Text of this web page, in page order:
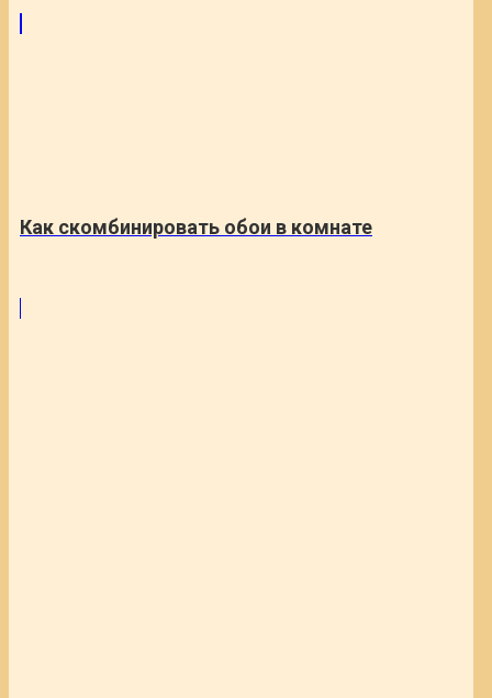
Как скомбинировать обои в комнате